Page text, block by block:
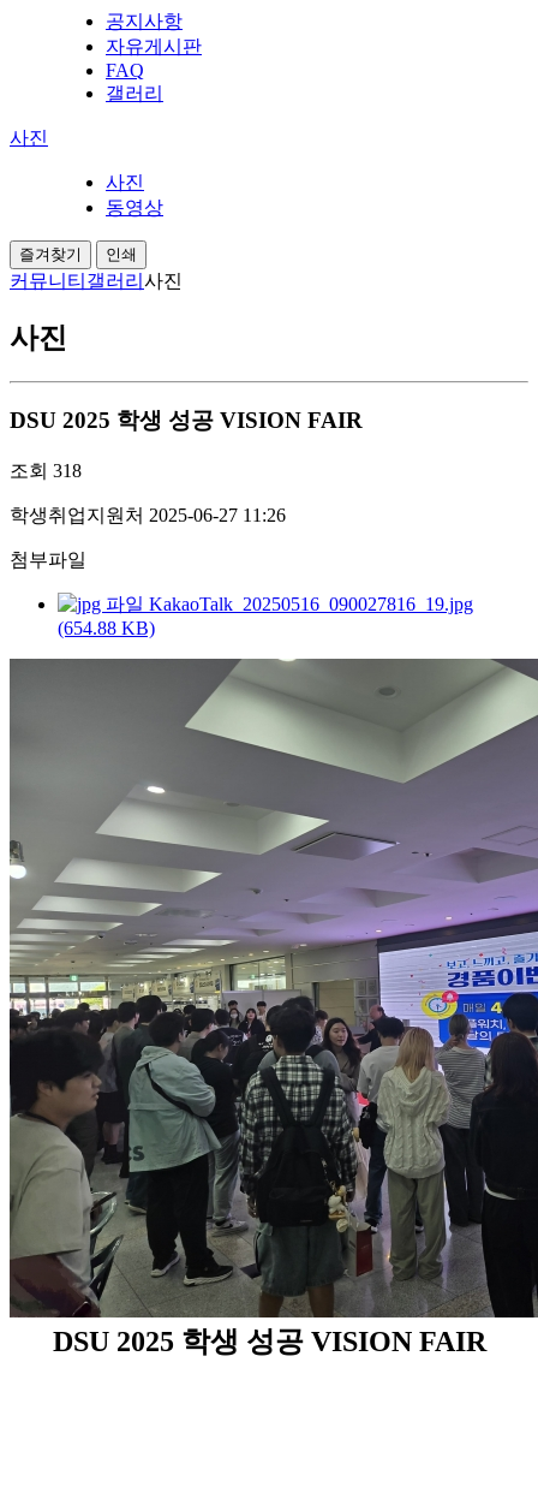
공지사항
자유게시판
FAQ
갤러리
사진
사진
동영상
즐겨찾기 인쇄
커뮤니티 갤러리 사진
사진
DSU 2025 학생 성공 VISION FAIR
조회 318
학생취업지원처 2025-06-27 11:26
첨부파일
KakaoTalk_20250516_090027816_19.jpg
(654.88 KB)
DSU 2025 학생 성공 VISION FAIR